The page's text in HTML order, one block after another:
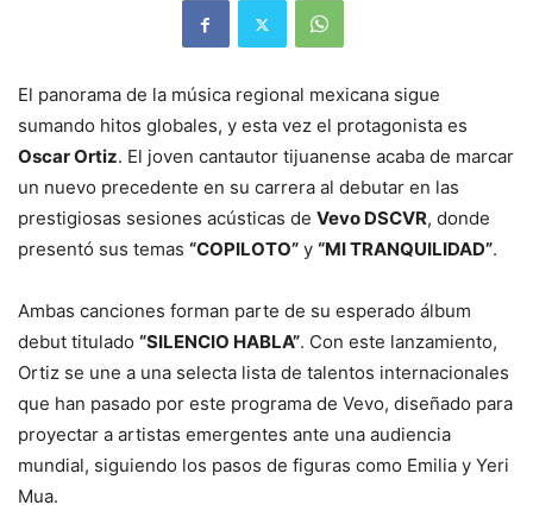
El panorama de la música regional mexicana sigue
sumando hitos globales, y esta vez el protagonista es
Oscar Ortiz. El joven cantautor tijuanense acaba de marcar
un nuevo precedente en su carrera al debutar en las
prestigiosas sesiones acústicas de Vevo DSCVR, donde
presentó sus temas “COPILOTO” y “MI TRANQUILIDAD”.
Ambas canciones forman parte de su esperado álbum
debut titulado “SILENCIO HABLA”. Con este lanzamiento,
Ortiz se une a una selecta lista de talentos internacionales
que han pasado por este programa de Vevo, diseñado para
proyectar a artistas emergentes ante una audiencia
mundial, siguiendo los pasos de figuras como Emilia y Yeri
Mua.